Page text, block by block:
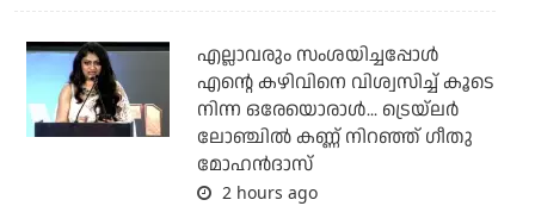
എല്ലാവരും സംശയിച്ചപ്പോള്‍
എന്റെ കഴിവിനെ വിശ്വസിച്ച് കൂടെ
നിന്ന ഒരേയൊരാള്‍... ട്രെയ്‌ലര്‍
ലോഞ്ചില്‍ കണ്ണ് നിറഞ്ഞ് ഗീതു
മോഹന്‍ദാസ്
2 hours ago